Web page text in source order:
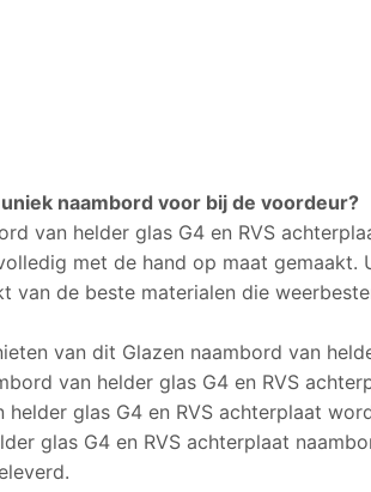
naambord voor bij de voordeur?
van helder glas G4 en RVS
met de hand op maat gemaakt.
van de beste materialen die
van dit Glazen naambord van
van helder glas G4 en RVS
helder glas G4 en RVS achterplaat
glas G4 en RVS achterplaat